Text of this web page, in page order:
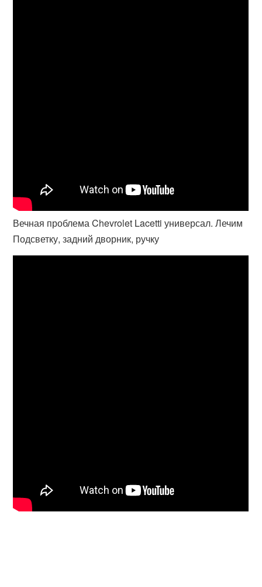
Вечная проблема Chevrolet Lacetti универсал. Лечим
Подсветку, задний дворник, ручку